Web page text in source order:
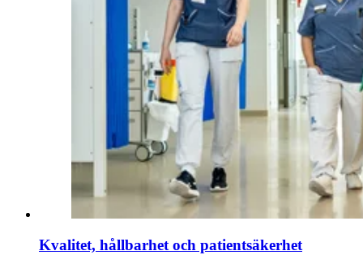
Kvalitet, hållbarhet och patientsäkerhet